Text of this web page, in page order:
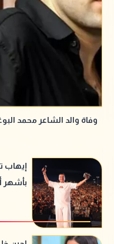
وفاة والد الشاعر محمد
إيهاب
بأشهر